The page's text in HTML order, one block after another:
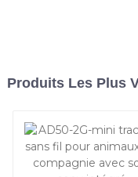
Produits Les Plus